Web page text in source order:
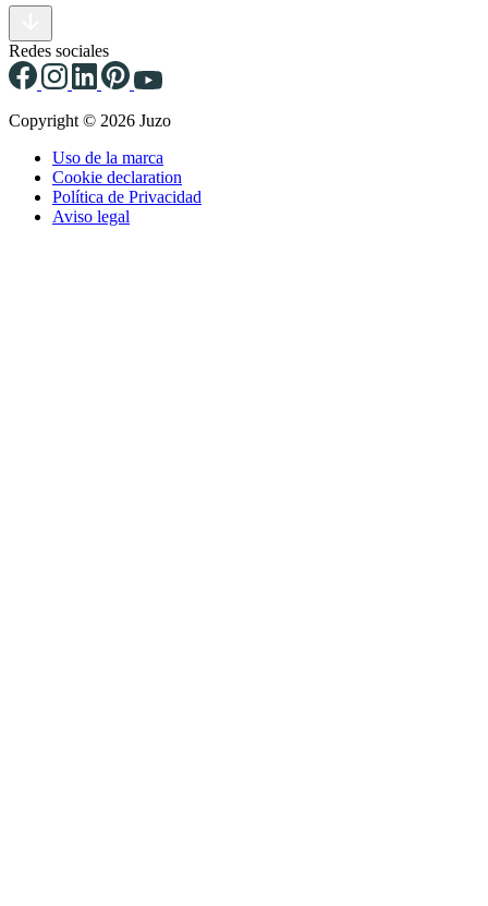
Redes sociales
Copyright © 2026 Juzo
Uso de la marca
Cookie declaration
Política de Privacidad
Aviso legal